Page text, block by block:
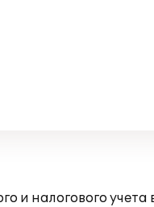
и налогового